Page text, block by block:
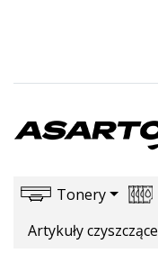
Tonery
Artykuły czyszczące